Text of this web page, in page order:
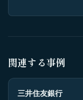
関連する事例
三井住友銀行